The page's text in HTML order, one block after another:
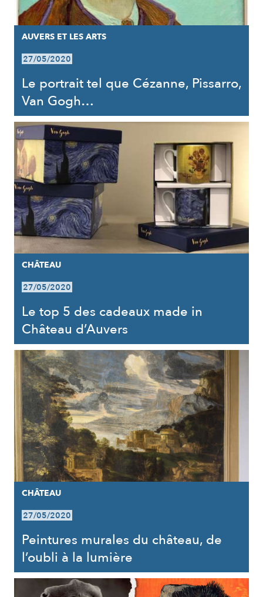
AUVERS ET LES ARTS
27/05/2020
Le portrait tel que Cézanne, Pissarro,
Van Gogh…
CHÂTEAU
27/05/2020
Le top 5 des cadeaux made in
Château d’Auvers
CHÂTEAU
27/05/2020
Peintures murales du château, de
l’oubli à la lumière